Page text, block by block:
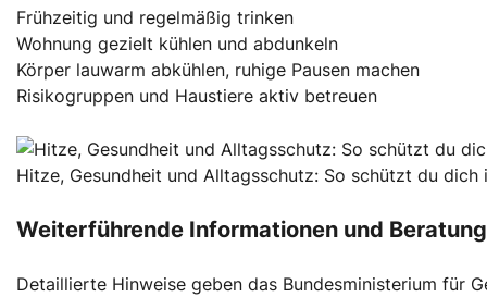
Frühzeitig und regelmäßig trinken
Wohnung gezielt kühlen und abdunkeln
Körper lauwarm abkühlen, ruhige Pausen machen
Risikogruppen und Haustiere aktiv betreuen
Hitze, Gesundheit und Alltagsschutz: So schützt du dich
Weiterführende Informationen und
Detaillierte Hinweise geben das Bundesministerium für